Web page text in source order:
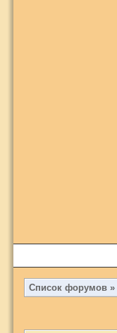
Список форумов »